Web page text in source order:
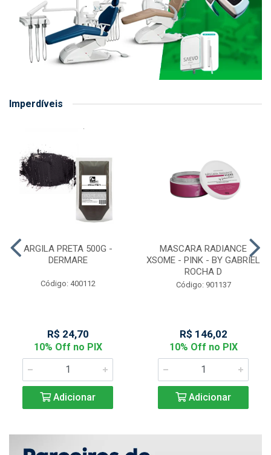
Imperdíveis
ARGILA PRETA 500G -
DERMARE
Código: 400112
R$ 24,70
10% Off no PIX
Adicionar
MASCARA RADIANCE
XSOME - PINK - BY GABRIEL
ROCHA D
Código: 901137
R$ 146,02
10% Off no PIX
Adicionar